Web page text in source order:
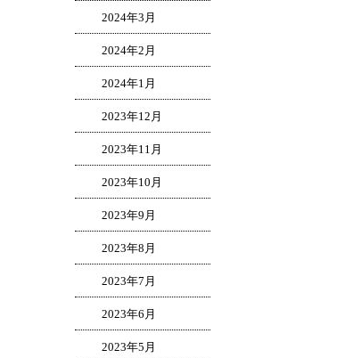
2024年3月
2024年2月
2024年1月
2023年12月
2023年11月
2023年10月
2023年9月
2023年8月
2023年7月
2023年6月
2023年5月